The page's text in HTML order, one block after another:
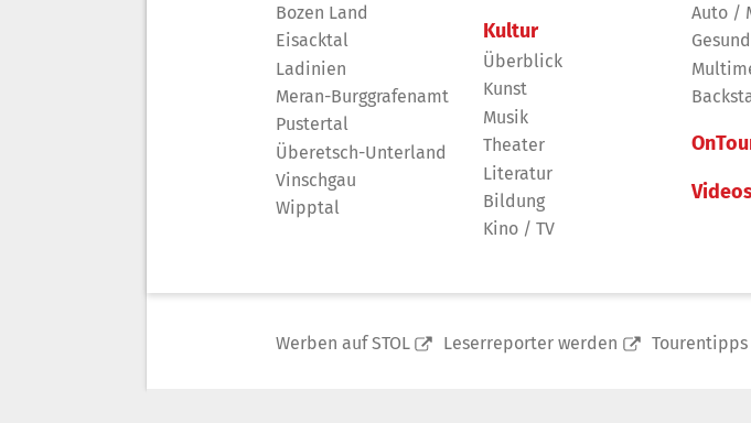
Bozen Land
Eisacktal
Ladinien
Meran-Burggrafenamt
Pustertal
Überetsch-Unterland
Vinschgau
Wipptal
Kultur
Überblick
Kunst
Musik
Theater
Literatur
Bildung
Kino / TV
Auto /
Werben auf STOL Leserreporter werden Tourentipps